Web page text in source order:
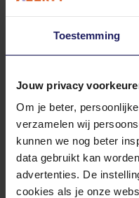
Toestemming
Jouw privacy
Om je beter,
verzamelen wij
kunnen we nog beter
data gebruikt kan
advertenties. De
cookies als je onze
systeem (HS)
144
Neomounts WL35-
beugeladapter)
voor LCD-scherm - schermgrootte:
53,64
Incl. 21% BTW
In winkel­wagen